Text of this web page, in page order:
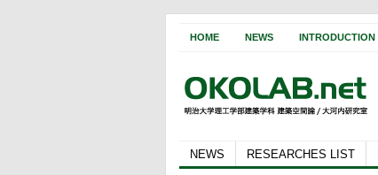
HOME NEWS INTRODUCTION
NEWS RESEARCHES LIST